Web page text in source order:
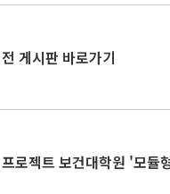
게시판 바로가기